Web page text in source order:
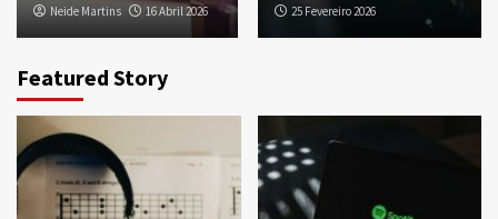
Neide Martins 16 Abril 2026
25 Fevereiro 2026
Featured Story